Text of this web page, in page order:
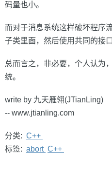
码量也小。
而对于消息系统这样破坏程序
子类里面，然后使用共同的接
总而言之，非必要，个人认为
统。
write by 九天雁翎(JTianLing)
-- www.jtianling.com
分类: C++
标签: abort C++